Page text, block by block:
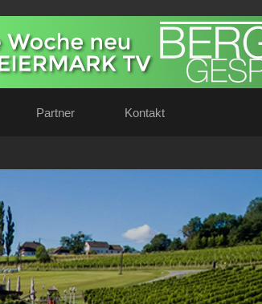
Partner Kontakt